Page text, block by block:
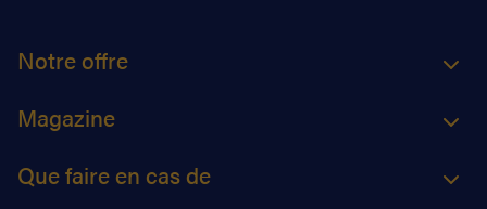
Notre offre
Magazine
Que faire en cas de